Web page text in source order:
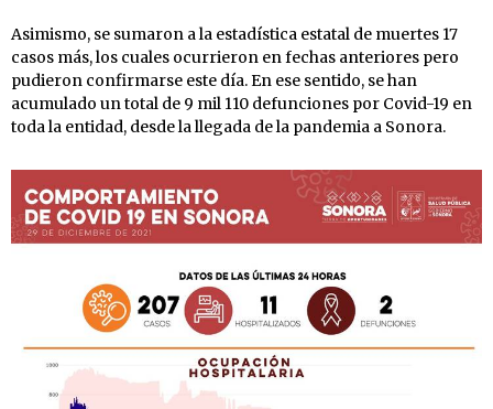
Asimismo, se sumaron a la estadística estatal de muertes 17
casos más, los cuales ocurrieron en fechas anteriores pero
pudieron confirmarse este día. En ese sentido, se han
acumulado un total de 9 mil 110 defunciones por Covid-19 en
toda la entidad, desde la llegada de la pandemia a Sonora.